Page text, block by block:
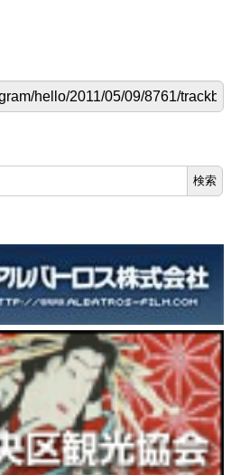
検索